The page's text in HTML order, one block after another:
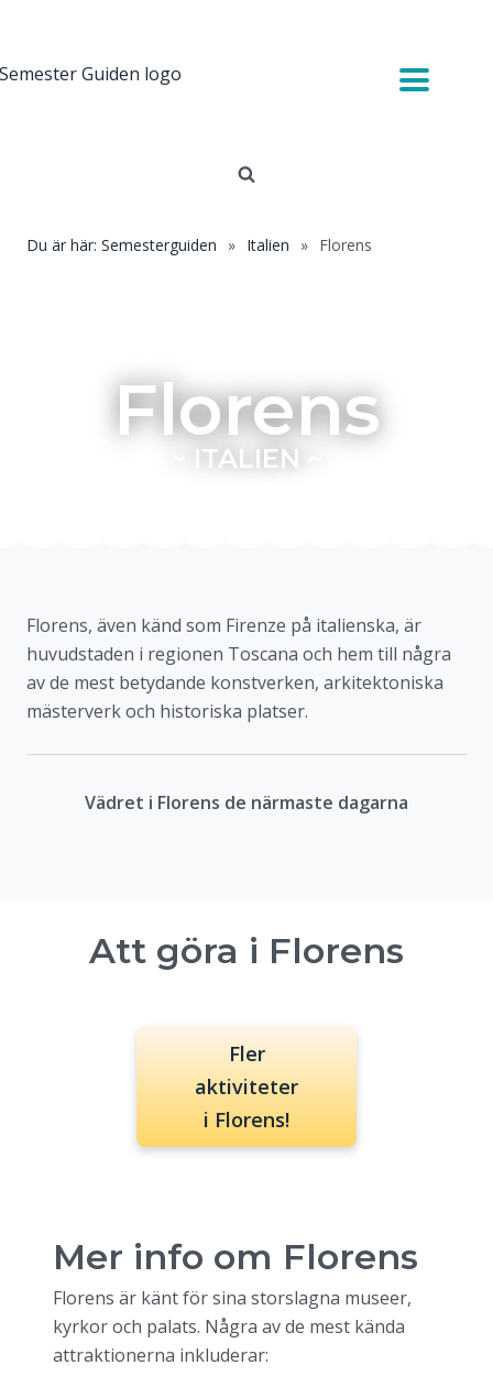
Du är här: Semesterguiden » Italien » Florens
Florens
ITALIEN
Florens, även känd som Firenze på italienska, är
huvudstaden i regionen Toscana och hem till några
av de mest betydande konstverken, arkitektoniska
mästerverk och historiska platser.
Vädret i Florens de närmaste dagarna
Att göra i Florens
Fler
aktiviteter
i Florens!
Mer info om Florens
Florens är känt för sina storslagna museer,
kyrkor och palats. Några av de mest kända
attraktionerna inkluderar: